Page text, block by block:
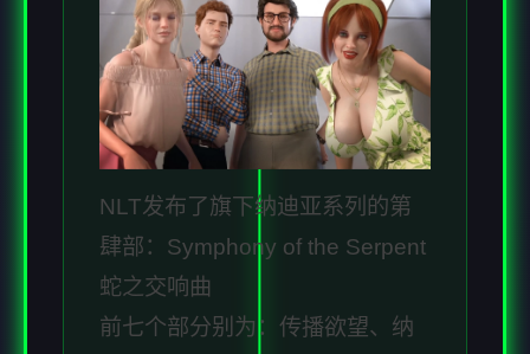
NLT发布了旗下纳迪亚系列的第
肆部：Symphony of the Serpent
蛇之交响曲
前七个部分别为：传播欲望、纳